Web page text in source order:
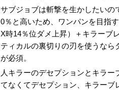
サブジョブは斬撃を生かしたいの
0％と高いため、ワンパンを目指
X時14％位ダメ上昇）＋キラーブ
ティカルの裏切りの刃を使うなら
が必須。
人キラーのデセプションとキラ
てなくてデセプション、キラーブ